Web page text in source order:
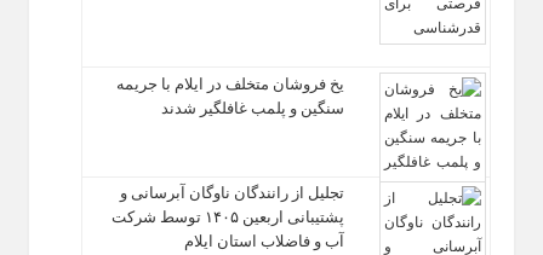
یخ‌ فروشان متخلف در ایلام با جریمه
سنگین و پلمب غافلگیر شدند
تجلیل از رانندگان ناوگان آبرسانی و
پشتیبانی اربعین ۱۴۰۵ توسط شرکت
آب و فاضلاب استان ایلام